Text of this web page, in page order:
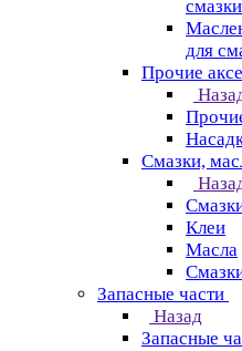
смазки
для
Прочие
Смазки,
Клеи
Масла
Запасные части
Назад
Запасные